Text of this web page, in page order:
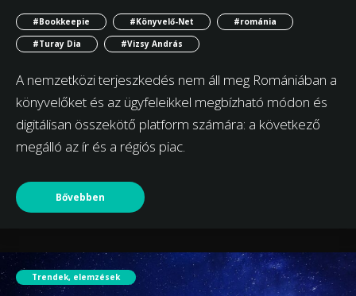
#Bookkeepie #Könyvelő-Net
#románia
#Turay Dia
#Vizsy András
A nemzetközi terjeszkedés nem áll meg Romániában a
könyvelőket és az ügyfeleikkel megbízható módon és
digitálisan összekötő platform számára: a következő
megálló az ír és a régiós piac.
Bővebben
Trendek, elemzések